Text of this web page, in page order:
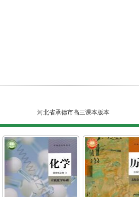
河北省承德市高三课本版本